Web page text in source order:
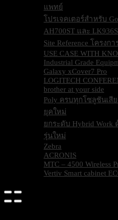
แพทย์
โปรเจคเตอร์สำหรับ
AH700ST และ
Site Reference โครง
USE CASE WITH
Industrial Grade
Galaxy xCover7 Pro
LOGITECH
brother at your side
Poly ครบทุกโซลูชันเสี
ยุคใหม่
ยกระดับ Hybrid Work
รุ่นใหม่
Zebra
ACRONIS
MTC – 4500 Wireless
Vertiv Smart cabinet